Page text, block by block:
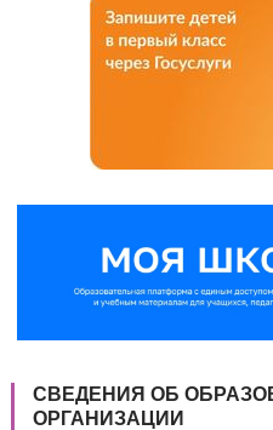
СВЕДЕНИЯ ОБ
ОРГАНИЗАЦИИ